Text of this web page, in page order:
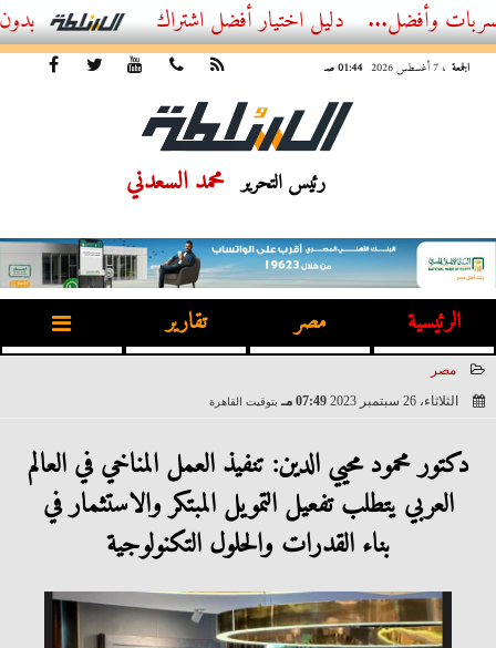
أفضل اشتراك IPTV بدون تقطيع 2026 – دليل المشاهد العصري
الجمعة ، 7 أغسطس 2026 01:44 صـ
رئيس التحرير محمد السعدني
الرئيسية مصر تقارير
مصر
الثلاثاء، 26 سبتمبر 2023
07:49 مـ بتوقيت القاهرة
دكتور محمود محيي الدين: تنفيذ العمل المناخي في العالم
العربي يتطلب تفعيل التمويل المبتكر والاستثمار في
بناء القدرات والحلول التكنولوجية